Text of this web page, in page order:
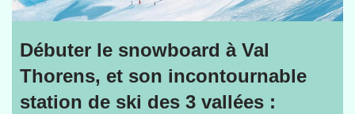
Débuter le snowboard à Val
Thorens, et son incontournable
station de ski des 3 vallées :